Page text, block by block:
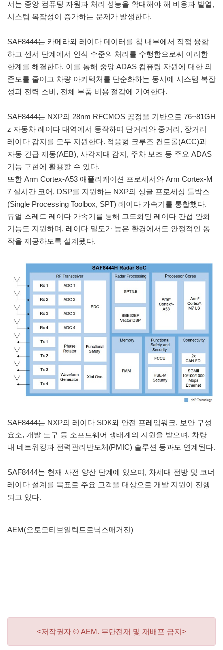
서는 중앙 컴퓨팅 자원과 처리 성능을 확대해야 해 비용과 발열,
시스템 복잡성이 증가하는 문제가 발생한다.
SAF8444는 카메라와 레이다 데이터를 칩 내부에서 직접 융합
하고 센서 단계에서 인식 수준의 처리를 수행함으로써 이러한
한계를 해결한다. 이를 통해 중앙 ADAS 컴퓨팅 자원에 대한 의
존도를 줄이고 차량 아키텍처를 단순화하는 동시에 시스템 복잡
성과 전력 소비, 전체 부품 비용 절감에 기여한다.
SAF8444는 NXP의 28nm RFCMOS 공정을 기반으로 76~81GH
z 자동차 레이다 대역에서 동작하며 단거리와 중거리, 장거리
레이다 감지를 모두 지원한다. 적응형 크루즈 컨트롤(ACC)과
자동 긴급 제동(AEB), 사각지대 감지, 주차 보조 등 주요 ADAS
기능 구현에 활용할 수 있다.
또한 Arm Cortex-A53 애플리케이션 프로세서와 Arm Cortex-M
7 실시간 코어, DSP를 지원하는 NXP의 싱글 프로세싱 툴박스
(Single Processing Toolbox, SPT) 레이다 가속기를 통합했다.
듀얼 스레드 레이다 가속기를 통해 고도화된 레이다 간섭 완화
기능도 지원하며, 레이다 밀도가 높은 환경에서도 안정적인 동
작을 제공하도록 설계됐다.
SAF8444는 NXP의 레이다 SDK와 안전 프레임워크, 보안 구성
요소, 개발 도구 등 소프트웨어 생태계의 지원을 받으며, 차량
내 네트워킹과 전력관리반도체(PMIC) 솔루션 등과도 연계된다.
SAF8444는 현재 사전 양산 단계에 있으며, 차세대 전방 및 코너
레이다 설계를 목표로 주요 고객을 대상으로 개발 지원이 진행
되고 있다.
AEM(오토모티브일렉트로닉스매거진)
<저작권자 © AEM. 무단전재 및 재배포 금지>